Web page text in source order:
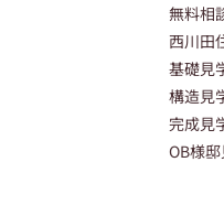
無料相
西川田
基礎見
構造見
完成見
OB様